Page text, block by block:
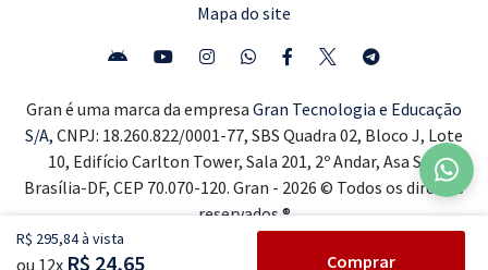
R$ 295,84 à vista
ou 12x R$ 24,65 Comprar
Mapa do site
Gran é uma marca da empresa Gran Tecnologia e Educação
S/A, CNPJ: 18.260.822/0001-77, SBS Quadra 02, Bloco J, Lote
10, Edifício Carlton Tower, Sala 201, 2º Andar, Asa Sul,
Brasília-DF, CEP 70.070-120. Gran - 2026 © Todos os direitos
reservados ®